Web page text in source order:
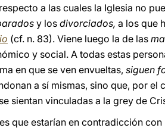
a las cuales la Iglesia no
y los divorciados, a los que
(cf. n. 83). Viene luego la de las
y social. A todas estas
en que se ven envueltas, siguen
a sí mismas, sino que, por el
sientan vinculadas a la grey de
que estarían en contradicción con